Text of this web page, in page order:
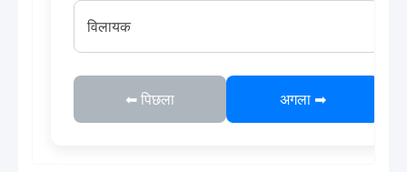
विलायक
⬅ पिछला अगला ➡